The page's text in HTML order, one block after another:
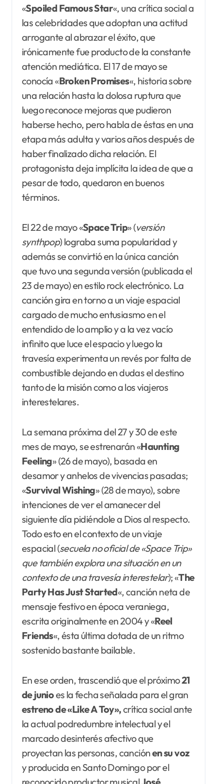
«Spoiled Famous Star«, una crítica social a
las celebridades que adoptan una actitud
arrogante al abrazar el éxito, que
irónicamente fue producto de la constante
atención mediática. El 17 de mayo se
conocía «Broken Promises«, historia sobre
una relación hasta la dolosa ruptura que
luego reconoce mejoras que pudieron
haberse hecho, pero habla de éstas en una
etapa más adulta y varios años después de
haber finalizado dicha relación. El
protagonista deja implícita la idea de que a
pesar de todo, quedaron en buenos
términos.
El 22 de mayo «Space Trip» (versión
synthpop) lograba suma popularidad y
además se convirtió en la única canción
que tuvo una segunda versión (publicada el
23 de mayo) en estilo rock electrónico. La
canción gira en torno a un viaje espacial
cargado de mucho entusiasmo en el
entendido de lo amplio y a la vez vacío
infinito que luce el espacio y luego la
travesía experimenta un revés por falta de
combustible dejando en dudas el destino
tanto de la misión como a los viajeros
interestelares.
La semana próxima del 27 y 30 de este
mes de mayo, se estrenarán «Haunting
Feeling» (26 de mayo), basada en
desamor y anhelos de vivencias pasadas;
«Survival Wishing» (28 de mayo), sobre
intenciones de ver el amanecer del
siguiente día pidiéndole a Dios al respecto.
Todo esto en el contexto de un viaje
espacial (secuela no oficial de «Space Trip»
que también explora una situación en un
contexto de una travesía interestelar); «The
Party Has Just Started«, canción neta de
mensaje festivo en época veraniega,
escrita originalmente en 2004 y «Reel
Friends«, ésta última dotada de un ritmo
sostenido bastante bailable.
En ese orden, trascendió que el próximo21
de junioes la fecha señalada para el gran
estreno de «Like A Toy»,crítica social ante
la actual podredumbre intelectual y el
marcado desinterés afectivo que
proyectan las personas, canciónen su voz
y producida en Santo Domingo por el